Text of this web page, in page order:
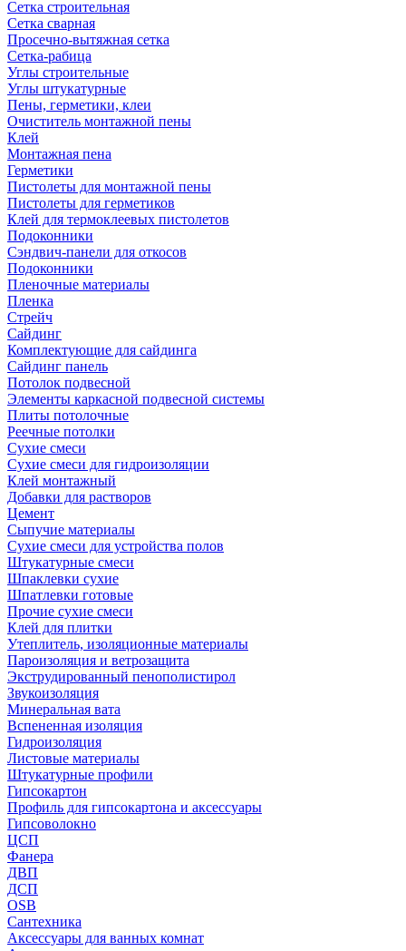
Сетка строительная
Сетка сварная
Просечно-вытяжная сетка
Сетка-рабица
Углы строительные
Углы штукатурные
Пены, герметики, клеи
Очиститель монтажной пены
Клей
Монтажная пена
Герметики
Пистолеты для монтажной пены
Пистолеты для герметиков
Клей для термоклеевых пистолетов
Подоконники
Сэндвич-панели для откосов
Подоконники
Пленочные материалы
Пленка
Стрейч
Сайдинг
Комплектующие для сайдинга
Сайдинг панель
Потолок подвесной
Элементы каркасной подвесной системы
Плиты потолочные
Реечные потолки
Сухие смеси
Сухие смеси для гидроизоляции
Клей монтажный
Добавки для растворов
Цемент
Сыпучие материалы
Сухие смеси для устройства полов
Штукатурные смеси
Шпаклевки сухие
Шпатлевки готовые
Прочие сухие смеси
Клей для плитки
Утеплитель, изоляционные материалы
Пароизоляция и ветрозащита
Экструдированный пенополистирол
Звукоизоляция
Минеральная вата
Вспененная изоляция
Гидроизоляция
Листовые материалы
Штукатурные профили
Гипсокартон
Профиль для гипсокартона и аксессуары
Гипсоволокно
ЦСП
Фанера
ДВП
ДСП
OSB
Сантехника
Аксессуары для ванных комнат